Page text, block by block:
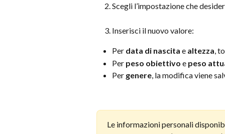
Scegli l’impostazione che
Inserisci il nuovo valore:
Per data di nascita e altezza,
Per peso obiettivo e peso
Per genere, la modifica viene
Le informazioni personali